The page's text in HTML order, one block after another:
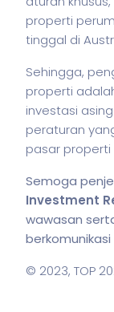
properti
tinggal di
Sehingga,
properti
investasi
peraturan
pasar properti
Semoga
Investment
wawasan
© 2023, TOP